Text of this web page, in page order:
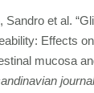
Sandro et al.
Effects
mucosa